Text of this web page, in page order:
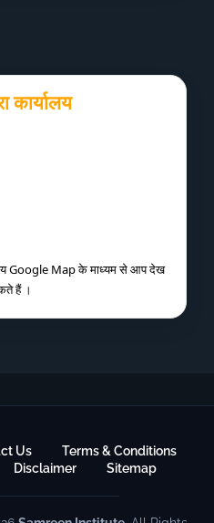
कार्यालय
Google Map के माध्यम से आप देख
हैं ।
Us
Terms & Conditions
Disclaimer Sitemap